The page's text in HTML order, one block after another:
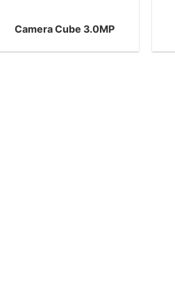
Camera Cube 3.0MP